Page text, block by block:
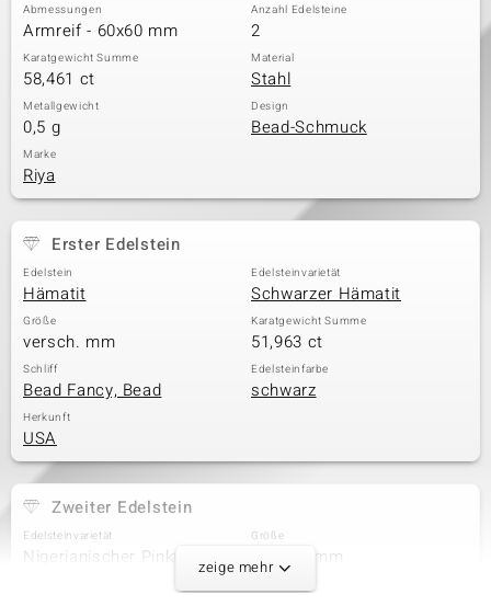
Abmessungen
Armreif - 60x60 mm
Anzahl Edelsteine
2
Karatgewicht Summe
58,461 ct
Material
Stahl
Metallgewicht
0,5 g
Design
Bead-Schmuck
Marke
Riya
Erster Edelstein
Edelstein
Hämatit
Edelsteinvarietät
Schwarzer Hämatit
Größe
versch. mm
Karatgewicht Summe
51,963 ct
Schliff
Bead Fancy, Bead
Edelsteinfarbe
schwarz
Herkunft
USA
Zweiter Edelstein
Edelsteinvarietät
Nigerianischer Pinkfarbener
Größe
versch. mm
zeige mehr